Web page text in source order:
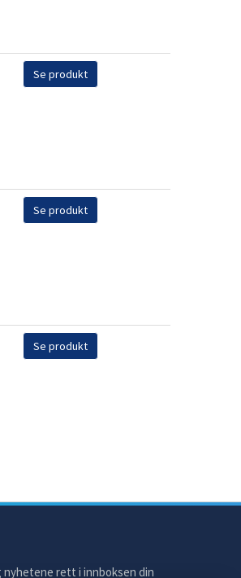
Se produkt
Se produkt
Se produkt
nyhetene rett i innboksen din